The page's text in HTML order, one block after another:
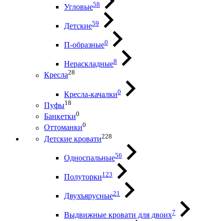
Угловые58
Детские59
П-образные0
Нераскладные8
Кресла28
Кресла-качалки0
Пуфы18
Банкетки0
Оттоманки0
Детские кровати228
Односпальные56
Полуторки123
Двухъярусные21
Выдвижные кровати для двоих7